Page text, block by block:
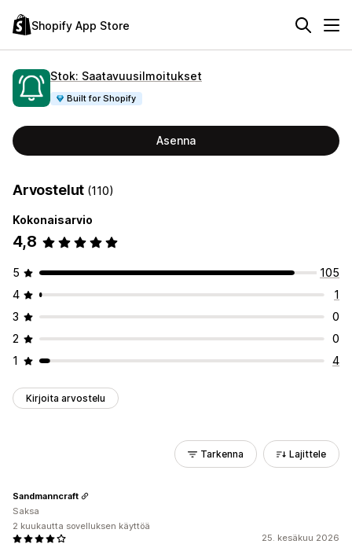
Shopify App Store
Stok: Saatavuusilmoitukset
Built for Shopify
Asenna
Arvostelut (110)
Kokonaisarvio
4,8
5
105
4
1
3
0
2
0
1
4
Kirjoita arvostelu
Tarkenna Lajittele
25. kesäkuu 2026
Sandmanncraft
Saksa
2 kuukautta sovelluksen käyttöä